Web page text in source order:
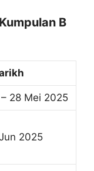
B
28 Mei 2025
2025